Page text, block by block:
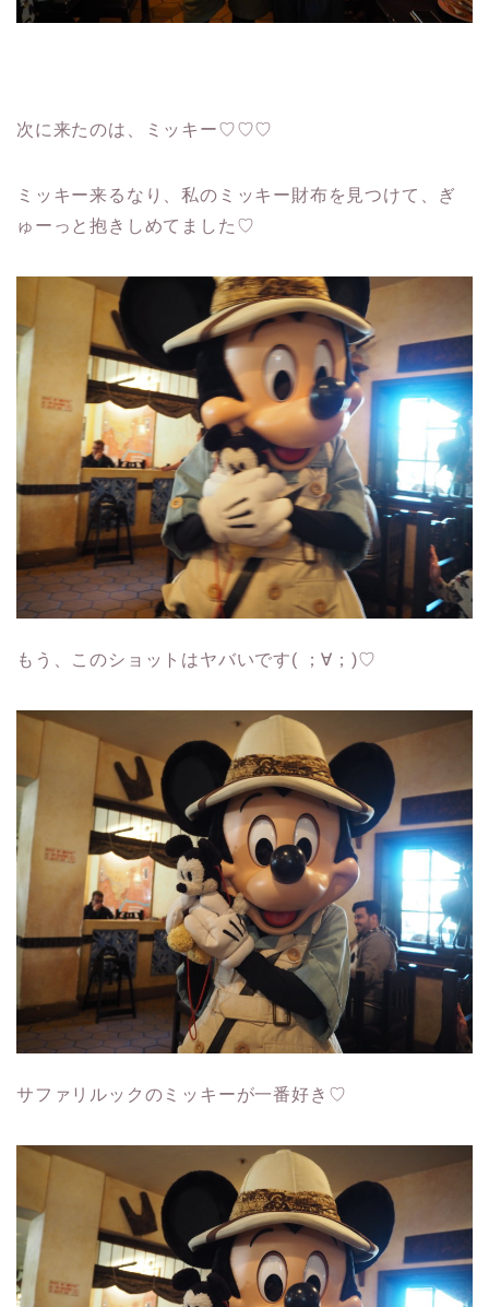
次に来たのは、ミッキー♡♡♡
ミッキー来るなり、私のミッキー財布を見つけて、ぎ
ゅーっと抱きしめてました♡
もう、このショットはヤバいです( ；∀；)♡
サファリルックのミッキーが一番好き♡